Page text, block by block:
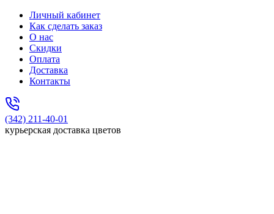
Личный кабинет
Как сделать заказ
О нас
Скидки
Оплата
Доставка
Контакты
(342) 211-40-01
курьерская доставка цветов